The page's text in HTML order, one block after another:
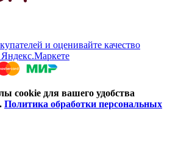
cookie для вашего удобства
Политика обработки персональных